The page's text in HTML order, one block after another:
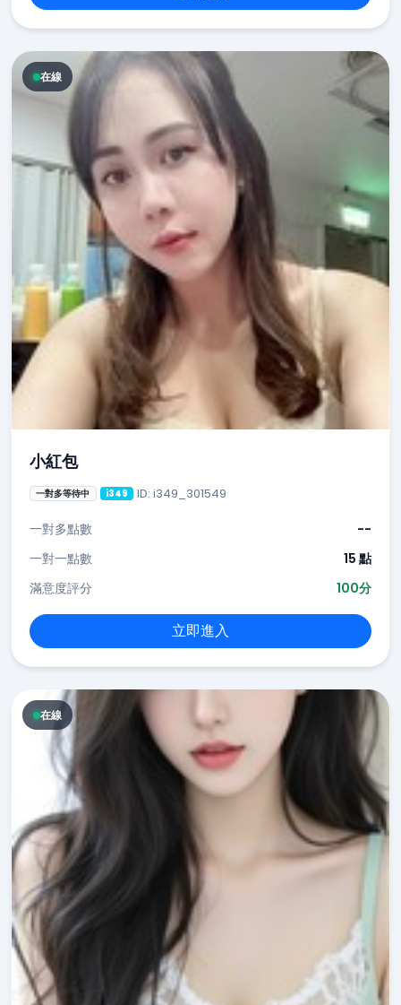
在線
小紅包
一對多等待中 i349 ID: i349_301549
一對多點數
--
一對一點數
15 點
滿意度評分
100分
立即進入
在線